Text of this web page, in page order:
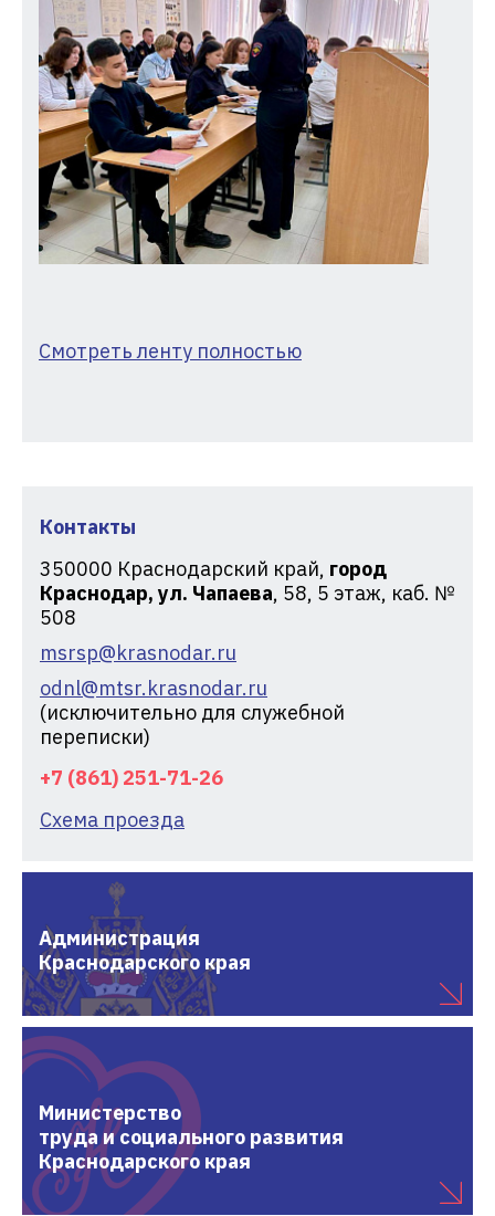
Контакты
350000 Краснодарский край, город
Краснодар, ул. Чапаева, 58, 5 этаж, каб. №
508
msrsp@krasnodar.ru
odnl@mtsr.krasnodar.ru
(исключительно для служебной
переписки)
+7 (861) 251-71-26
Схема проезда
Администрация
Краснодарского края
Министерство
труда и социального развития
Краснодарского края
Смотреть ленту полностью